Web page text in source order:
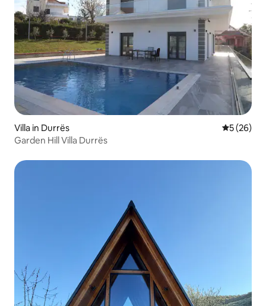
Villa in Durrës
5 (26)
Garden Hill Villa Durrës